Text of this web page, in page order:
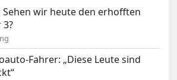
Sehen wir heute den erhofften
3?
Fahrer: „Diese Leute sind